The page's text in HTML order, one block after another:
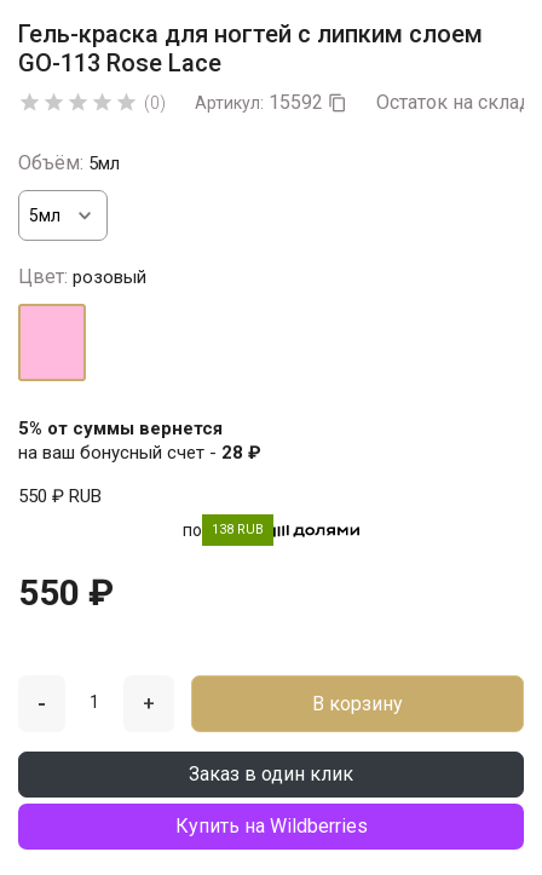
Гель-краска для ногтей с липким слоем
GO-113 Rose Lace
     (0) Артикул: 15592  Остаток на
Объём: 5мл
Цвет: розовый
5% от суммы вернется
на ваш бонусный счет - 28 ₽
550 ₽ RUB
по 138 RUB
550 ₽
- + В корзину
Заказ в один клик
Купить на Wildberries